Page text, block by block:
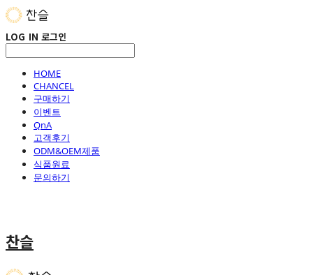
LOG IN 로그인
HOME
CHANCEL
구매하기
이벤트
QnA
고객후기
ODM&OEM제품
식품원료
문의하기
찬슬